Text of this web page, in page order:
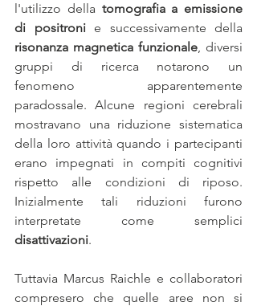
l'utilizzo della tomografia a emissione
di positroni
risonanza magnetica funzionale, diversi
gruppi di ricerca notarono un
fenomeno apparentemente
paradossale. Alcune regioni cerebrali
mostravano una riduzione sistematica
della loro attività quando i partecipanti
erano impegnati in compiti cognitivi
rispetto alle condizioni di riposo.
Inizialmente tali riduzioni furono
disattivazioni.
Tuttavia Marcus Raichle e collaboratori
compresero che quelle aree non si